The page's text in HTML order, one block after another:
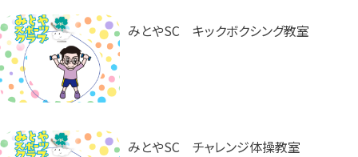
みとやSC キックボクシング教室
みとやSC チャレンジ体操教室